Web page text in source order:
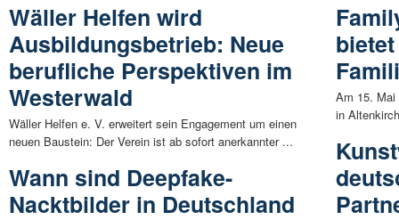
Wäller Helfen wird
Ausbildungsbetrieb: Neue
berufliche Perspektiven im
Westerwald
Wäller Helfen e. V. erweitert sein Engagement um einen
neuen Baustein: Der Verein ist ab sofort anerkannter ...
Wann sind Deepfake-
Nacktbilder in Deutschland
Am 15. Mai
in